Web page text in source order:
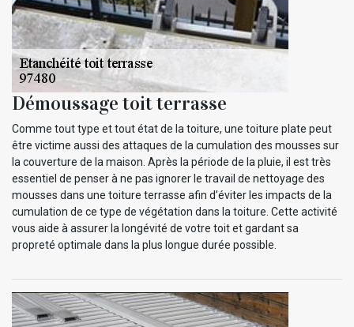
Démoussage toit terrasse
Comme tout type et tout état de la toiture, une toiture plate peut
être victime aussi des attaques de la cumulation des mousses sur
la couverture de la maison. Après la période de la pluie, il est très
essentiel de penser à ne pas ignorer le travail de nettoyage des
mousses dans une toiture terrasse afin d’éviter les impacts de la
cumulation de ce type de végétation dans la toiture. Cette activité
vous aide à assurer la longévité de votre toit et gardant sa
propreté optimale dans la plus longue durée possible.